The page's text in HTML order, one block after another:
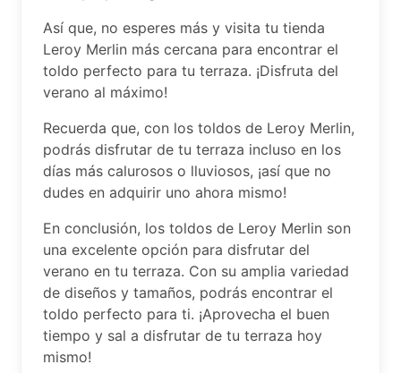
Así que, no esperes más y visita tu tienda
Leroy Merlin más cercana para encontrar el
toldo perfecto para tu terraza. ¡Disfruta del
verano al máximo!
Recuerda que, con los toldos de Leroy Merlin,
podrás disfrutar de tu terraza incluso en los
días más calurosos o lluviosos, ¡así que no
dudes en adquirir uno ahora mismo!
En conclusión, los toldos de Leroy Merlin son
una excelente opción para disfrutar del
verano en tu terraza. Con su amplia variedad
de diseños y tamaños, podrás encontrar el
toldo perfecto para ti. ¡Aprovecha el buen
tiempo y sal a disfrutar de tu terraza hoy
mismo!